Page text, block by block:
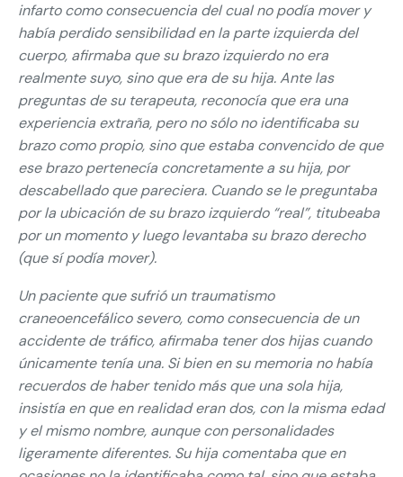
infarto como consecuencia del cual no podía mover y
había perdido sensibilidad en la parte izquierda del
cuerpo, afirmaba que su brazo izquierdo no era
realmente suyo, sino que era de su hija. Ante las
preguntas de su terapeuta, reconocía que era una
experiencia extraña, pero no sólo no identificaba su
brazo como propio, sino que estaba convencido de que
ese brazo pertenecía concretamente a su hija, por
descabellado que pareciera. Cuando se le preguntaba
por la ubicación de su brazo izquierdo “real”, titubeaba
por un momento y luego levantaba su brazo derecho
(que sí podía mover).
Un paciente que sufrió un traumatismo
craneoencefálico severo, como consecuencia de un
accidente de tráfico, afirmaba tener dos hijas cuando
únicamente tenía una. Si bien en su memoria no había
recuerdos de haber tenido más que una sola hija,
insistía en que en realidad eran dos, con la misma edad
y el mismo nombre, aunque con personalidades
ligeramente diferentes. Su hija comentaba que en